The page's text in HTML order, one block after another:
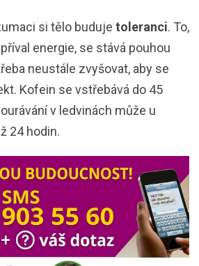
si tělo buduje toleranci. To,
energie, se stává pouhou
neustále zvyšovat, aby se
Kofein se vstřebává do 45
v ledvinách může u
24 hodin.